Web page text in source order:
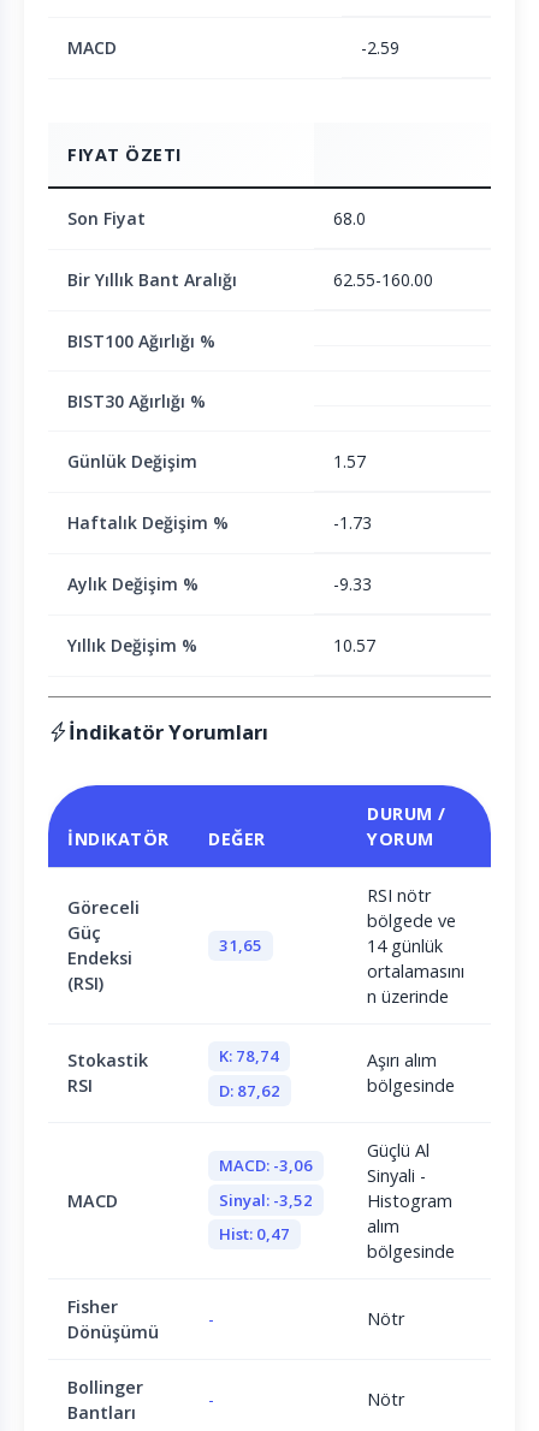
MACD -2.59
FIYAT ÖZETI
Son Fiyat 68.0
Bir Yıllık Bant Aralığı 62.55-160.00
BIST100 Ağırlığı %
BIST30 Ağırlığı %
Günlük Değişim 1.57
Haftalık Değişim % -1.73
Aylık Değişim % -9.33
Yıllık Değişim % 10.57
İndikatör Yorumları
İNDIKATÖR DEĞER
DURUM /
YORUM
Göreceli
Güç
Endeksi
(RSI)
31,65
RSI nötr
bölgede ve
14 günlük
ortalamasını
n üzerinde
Stokastik
RSI
K: 78,74
D: 87,62
Aşırı alım
bölgesinde
MACD
MACD: -3,06
Sinyal: -3,52
Hist: 0,47
Güçlü Al
Sinyali -
Histogram
alım
bölgesinde
Fisher
Dönüşümü
- Nötr
Bollinger
Bantları
- Nötr